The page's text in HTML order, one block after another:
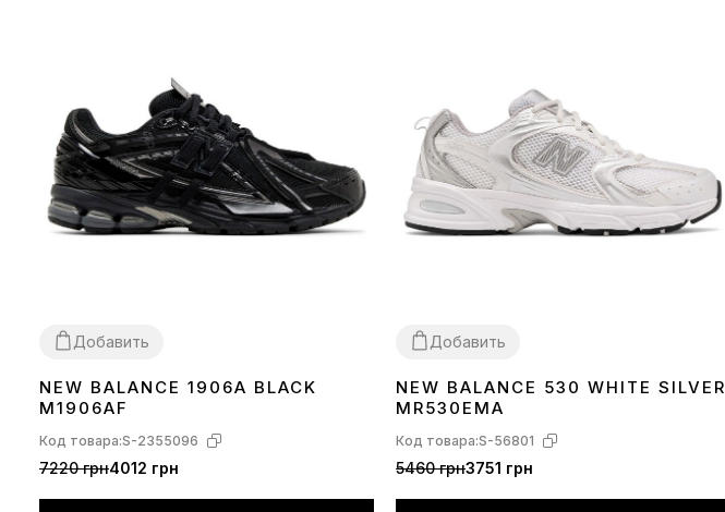
Добавить
3637 3839404142 4344 45
NEW BALANCE 1906A BLACK
M1906AF
Код товара:S-2355096
7220 грн4012 грн
Добавить
3637 3839404142 434445
NEW BALANCE 530 WHITE SILVER
MR530EMA
Код товара:S-56801
5460 грн3751 грн